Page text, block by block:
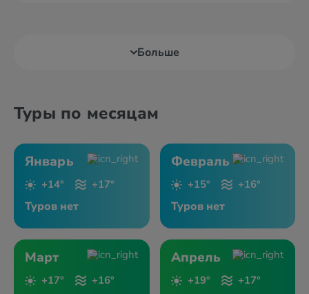
Больше
Туры по месяцам
Январь
+14° +17°
Туров нет
Февраль
+15° +16°
Туров нет
Март
+17° +16°
Апрель
+19° +17°